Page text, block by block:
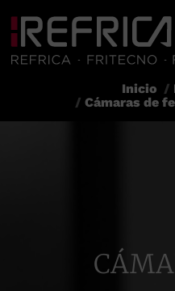
Inicio
Cámaras de